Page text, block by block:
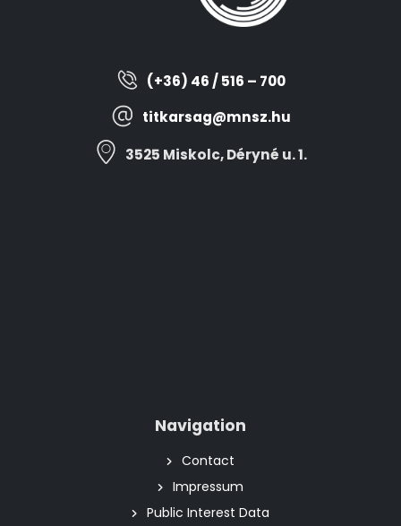
(+36) 46 / 516 – 700
titkarsag@mnsz.hu
3525 Miskolc, Déryné u. 1.
Navigation
Contact
Impressum
Public Interest Data